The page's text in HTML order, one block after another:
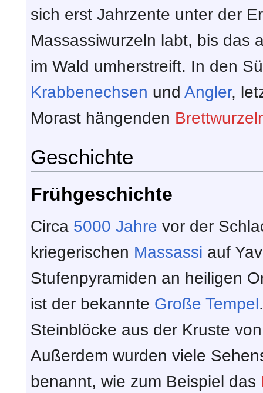
sich erst Jahrzente unter der
Massassiwurzeln labt, bis das
im Wald umherstreift. In den
Krabbenechsen und Angler,
Morast hängenden
Geschichte
Frühgeschichte
Circa 5000 Jahre vor der
kriegerischen Massassi auf
Stufenpyramiden an heiligen
ist der bekannte Große Tempel
Steinblöcke aus der Kruste
Außerdem wurden viele
benannt, wie zum Beispiel das